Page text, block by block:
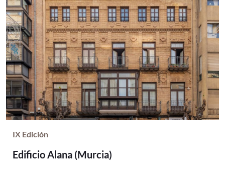
IX Edición
Edificio Alana (Murcia)